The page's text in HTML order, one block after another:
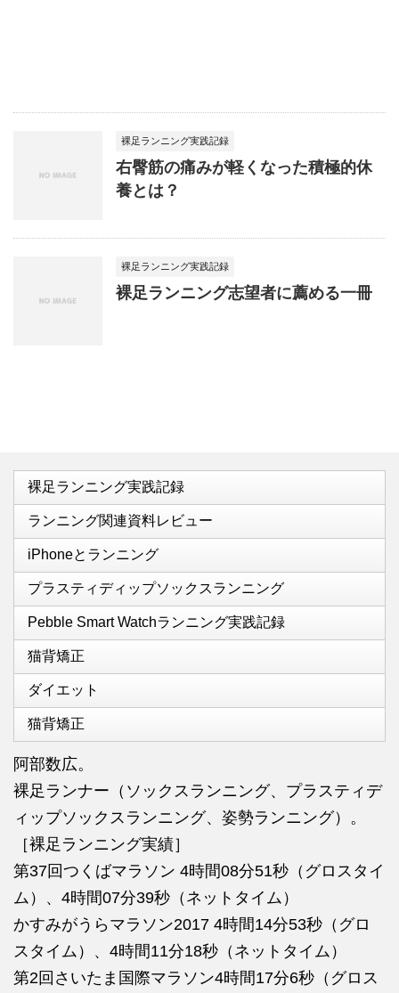
裸足ランニング実践記録
右臀筋の痛みが軽くなった積極的休
養とは？
裸足ランニング実践記録
裸足ランニング志望者に薦める一冊
裸足ランニング実践記録
ランニング関連資料レビュー
iPhoneとランニング
プラスティディップソックスランニング
Pebble Smart Watchランニング実践記録
猫背矯正
ダイエット
猫背矯正
阿部数広。
裸足ランナー（ソックスランニング、プラスティデ
ィップソックスランニング、姿勢ランニング）。
［裸足ランニング実績］
第37回つくばマラソン 4時間08分51秒（グロスタイ
ム）、4時間07分39秒（ネットタイム）
かすみがうらマラソン2017 4時間14分53秒（グロ
スタイム）、4時間11分18秒（ネットタイム）
第2回さいたま国際マラソン4時間17分6秒（グロス